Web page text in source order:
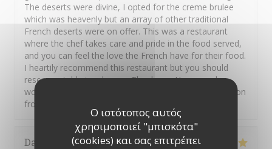
Ο ιστότοπος αυτός
χρησιμοποιεί "μπισκότα"
(cookies) και σας επιτρέπει
The deserts were divine, I opted for the creme brulee
which was heavenly but an array of other traditional
French deserts were on offer. This was a restaurant
where the chef takes care and pride in the food served,
and you can feel the love the French have for their food.
I heartily recommend this restaurant but you should
reserve a table in advance. Thank you Hugue and
wonderful staff. Au revoir Carmel and Shaun on vacation
from New Zealand and Ireland.
David